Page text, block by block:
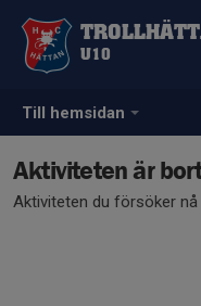
Till hemsidan
U10
Aktiviteten är
Aktiviteten du försöker